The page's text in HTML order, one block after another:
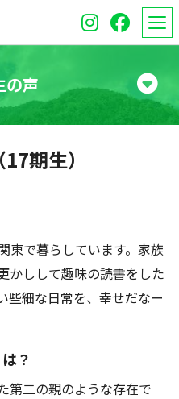
お問い合わせ
の声
期生）
東で暮らしています。家族
かしして趣味の読書をした
些細な日常を、幸せだなー
？
第二の親のような存在で